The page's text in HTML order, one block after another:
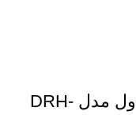
منبع تغذیه 24 ولت 5 امپر مین ول مدل DRH-